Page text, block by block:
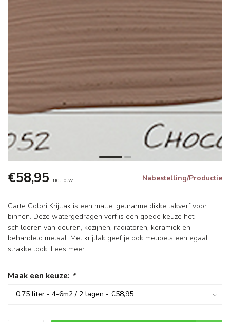
€58,95 Incl. btw Nabestelling/Productie
Carte Colori Krijtlak is een matte, geurarme dikke lakverf voor
binnen. Deze watergedragen verf is een goede keuze het
schilderen van deuren, kozijnen, radiatoren, keramiek en
behandeld metaal. Met krijtlak geef je ook meubels een egaal
strakke look. Lees meer.
Maak een keuze: *